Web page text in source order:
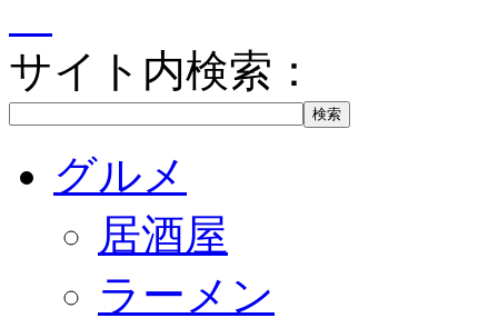
サイト内検索：
グルメ
居酒屋
ラーメン